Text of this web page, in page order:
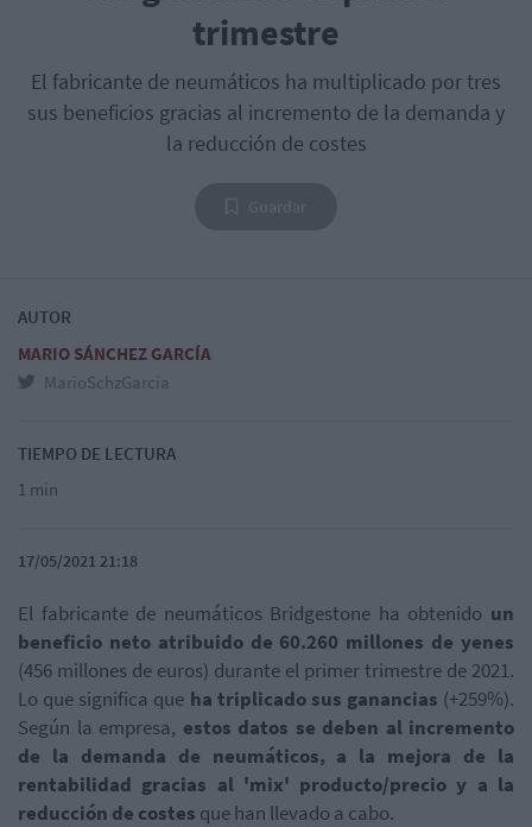
trimestre
El fabricante de neumáticos ha multiplicado por tres
sus beneficios gracias al incremento de la demanda y
la reducción de costes
AUTOR
MARIO SÁNCHEZ GARCÍA
MarioSchzGarcia
TIEMPO DE LECTURA
1 min
17/05/2021 21:18
El fabricante de neumáticos Bridgestone ha obtenido un
beneficio neto atribuido de 60.260 millones de yenes
(456 millones de euros) durante el primer trimestre de 2021.
Lo que significa que ha triplicado sus ganancias (+259%).
Según la empresa, estos datos se deben al incremento
de la demanda de neumáticos, a la mejora de la
rentabilidad gracias al 'mix' producto/precio y a la
reducción de costes que han llevado a cabo.